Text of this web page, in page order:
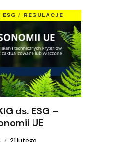
REGULACJE
ds. ESG –
UE